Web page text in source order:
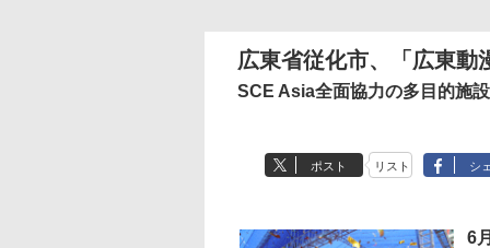
広東省従化市、「広東動
SCE Asia全面協力の多目的施
ポスト リスト シ
6